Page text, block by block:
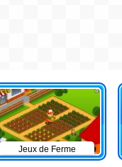
Jeux de Ferme